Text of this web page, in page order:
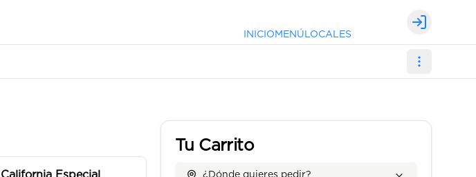
INICIO MENÚ LOCALES
Login
Tu Carrito
¿Dónde quieres pedir?